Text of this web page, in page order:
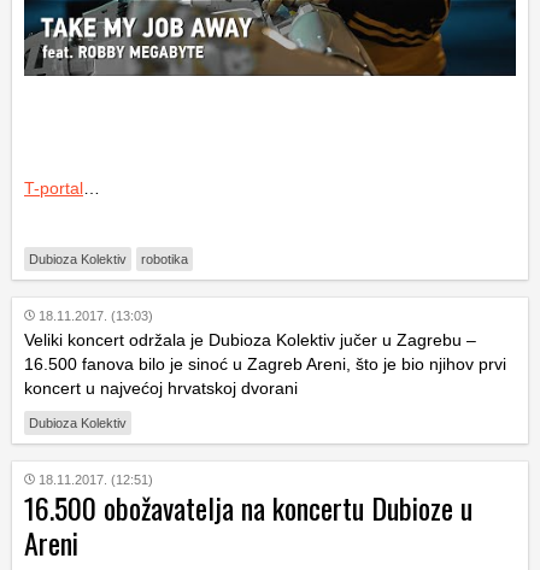
T-portal
Dubioza Kolektiv robotika
18.11.2017. (13:03)
Veliki koncert održala je Dubioza Kolektiv jučer u Zagrebu –
16.500 fanova bilo je sinoć u Zagreb Areni, što je bio njihov prvi
koncert u najvećoj hrvatskoj dvorani
Dubioza Kolektiv
18.11.2017. (12:51)
16.500 obožavatelja na koncertu Dubioze u
Areni